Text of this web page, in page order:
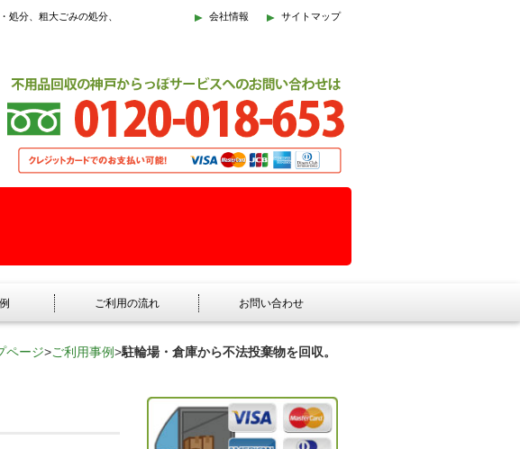
分、粗大ごみの処分、 会社情報 サイトマップ
ご利用の流れ お問い合わせ
ページ>ご利用事例>駐輪場・倉庫から不法投棄物を回収。